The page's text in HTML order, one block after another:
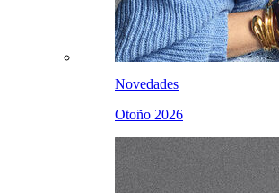
Novedades
Otoño 2026